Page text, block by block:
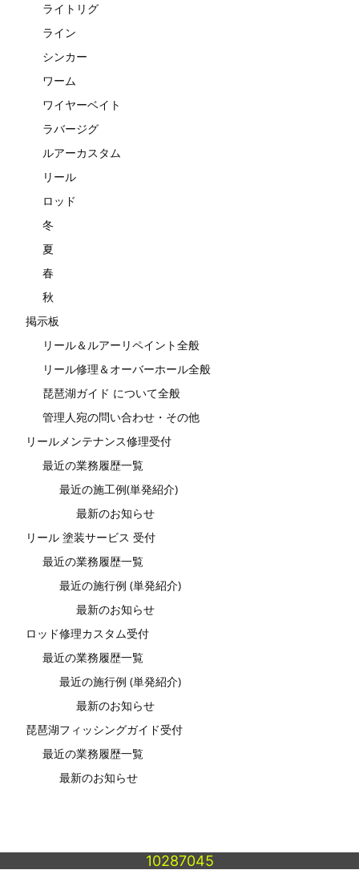
ライトリグ
ライン
シンカー
ワーム
ワイヤーベイト
ラバージグ
ルアーカスタム
リール
ロッド
冬
夏
春
秋
掲示板
リール＆ルアーリペイント全般
リール修理＆オーバーホール全般
琵琶湖ガイド について全般
管理人宛の問い合わせ・その他
リールメンテナンス修理受付
最近の業務履歴一覧
最近の施工例(単発紹介)
最新のお知らせ
リール 塗装サービス 受付
最近の業務履歴一覧
最近の施行例 (単発紹介)
最新のお知らせ
ロッド修理カスタム受付
最近の業務履歴一覧
最近の施行例 (単発紹介)
最新のお知らせ
琵琶湖フィッシングガイド受付
最近の業務履歴一覧
最新のお知らせ
10287045